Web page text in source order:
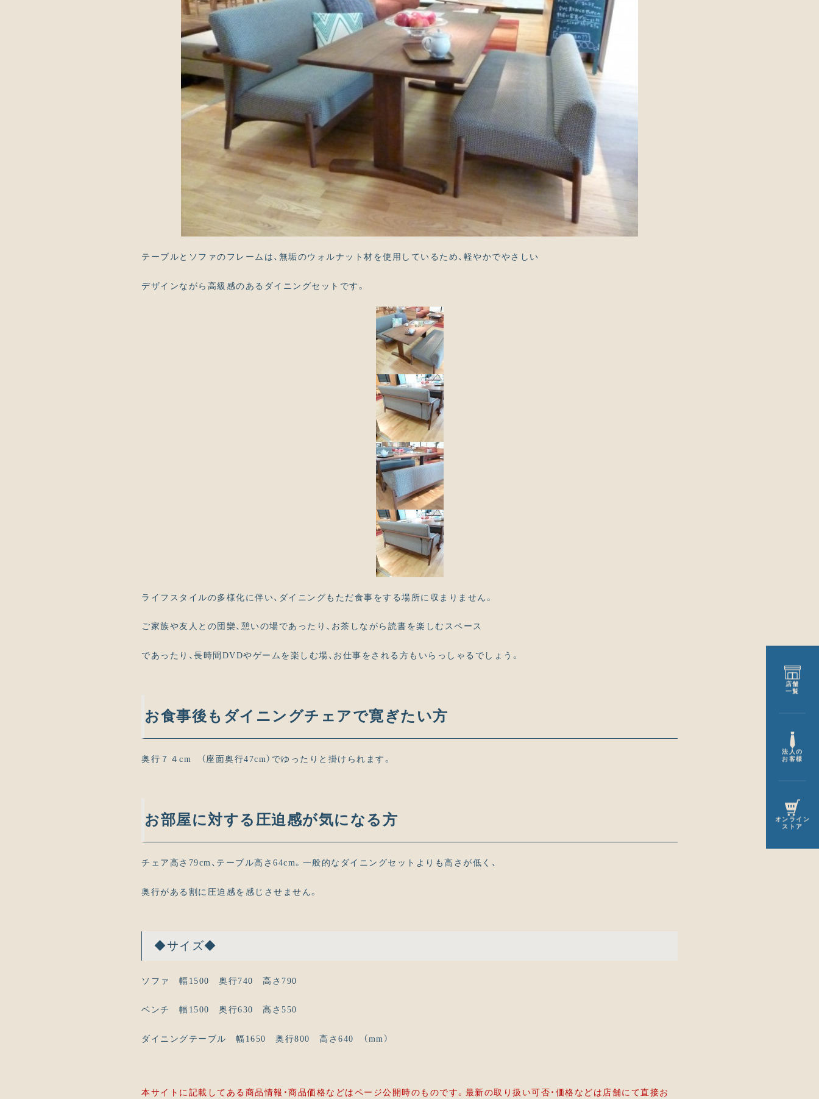
店舗
一覧
法人の
お客様
オンライン
ストア
テーブルとソファのフレームは、無垢のウォルナット材を使用しているため、軽やかでやさしい
デザインながら高級感のあるダイニングセットです。
ライフスタイルの多様化に伴い、ダイニングもただ食事をする場所に収まりません。
ご家族や友人との団欒、憩いの場であったり、お茶しながら読書を楽しむスペース
であったり、長時間DVDやゲームを楽しむ場、お仕事をされる方もいらっしゃるでしょう。
お食事後もダイニングチェアで寛ぎたい方
奥行７４cm （座面奥行47cm）でゆったりと掛けられます。
お部屋に対する圧迫感が気になる方
チェア高さ79cm、テーブル高さ64cm。一般的なダイニングセットよりも高さが低く、
奥行がある割に圧迫感を感じさせません。
◆サイズ◆
ソファ 幅1500 奥行740 高さ790
ベンチ 幅1500 奥行630 高さ550
ダイニングテーブル 幅1650 奥行800 高さ640 （mm）
本サイトに記載してある商品情報・商品価格などはページ公開時のものです。最新の取り扱い可否・価格などは店舗にて直接お